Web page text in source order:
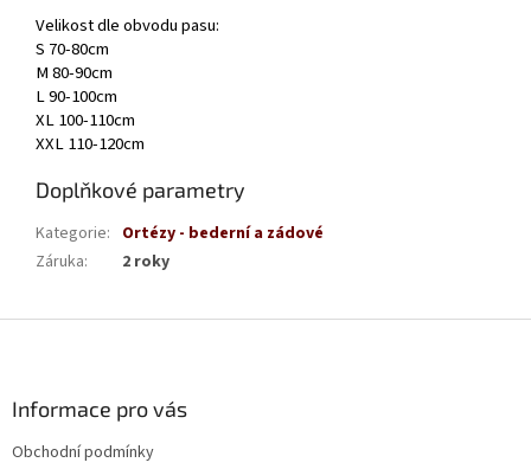
Velikost dle obvodu pasu:
S 70-80cm
M 80-90cm
L 90-100cm
XL 100-110cm
XXL 110-120cm
Doplňkové parametry
Kategorie: Ortézy - bederní a zádové
Záruka: 2 roky
Informace pro vás
Obchodní podmínky